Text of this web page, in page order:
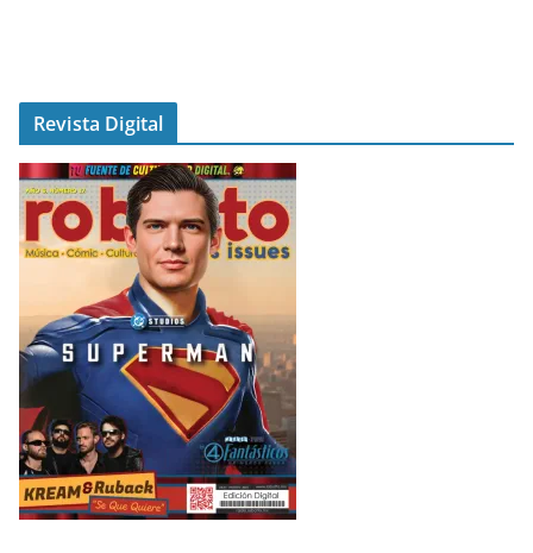
Revista Digital